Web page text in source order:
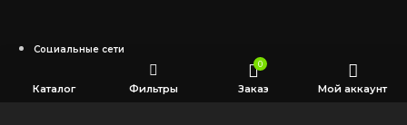
Социальные сети
Каталог Фильтры
0
Заказ Мой аккаунт